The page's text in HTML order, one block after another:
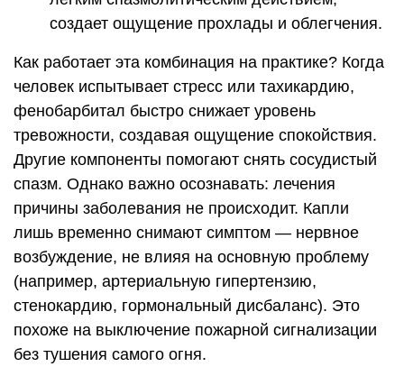
создает ощущение прохлады и облегчения.
Как работает эта комбинация на практике? Когда
человек испытывает стресс или тахикардию,
фенобарбитал быстро снижает уровень
тревожности, создавая ощущение спокойствия.
Другие компоненты помогают снять сосудистый
спазм. Однако важно осознавать: лечения
причины заболевания не происходит. Капли
лишь временно снимают симптом — нервное
возбуждение, не влияя на основную проблему
(например, артериальную гипертензию,
стенокардию, гормональный дисбаланс). Это
похоже на выключение пожарной сигнализации
без тушения самого огня.